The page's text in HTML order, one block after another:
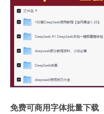
免费可商用字体批量下载